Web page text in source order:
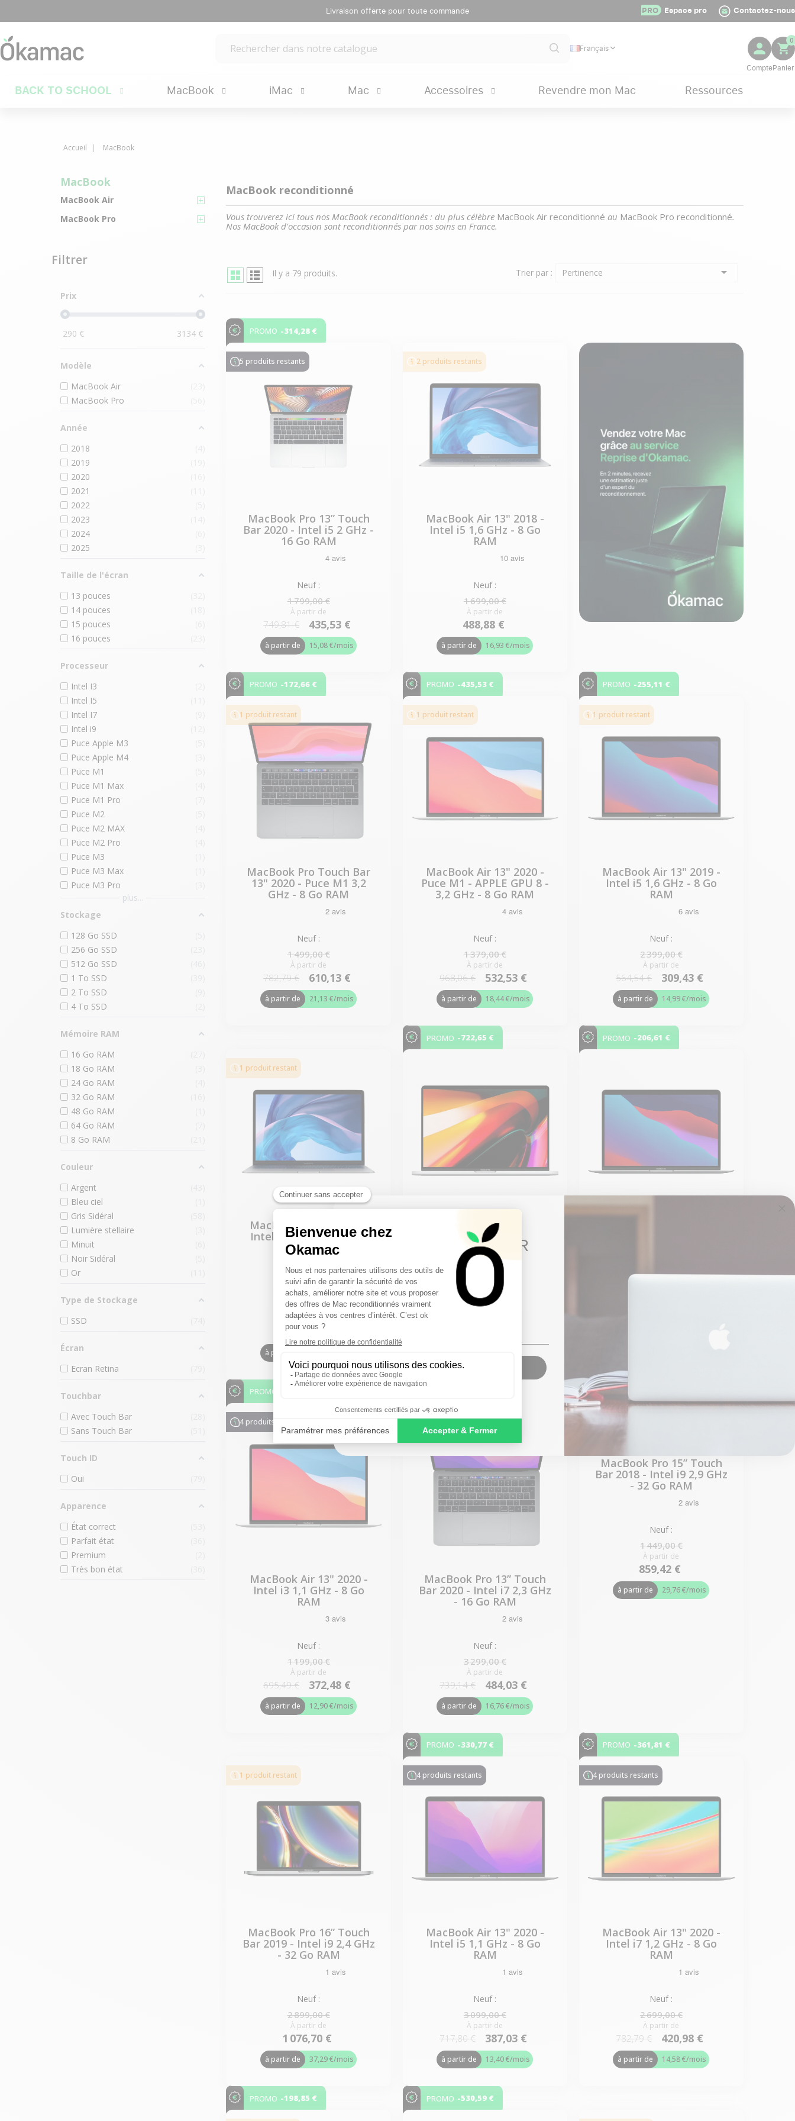
Livraison offerte pour toute commande PRO Espace pro Contactez-nous
Français
0
BACK TO SCHOOL MacBook iMac Mac Accessoires Revendre mon Mac Ressources
Accueil MacBook
MacBook
MacBook Air
MacBook Pro
Filtrer
Prix
290 € 3134 €
Modèle
MacBook Air
MacBook Pro
Année
2018
2019
2020
2021
2022
2023
2024
2025
Taille de l'écran
13 pouces
14 pouces
15 pouces
16 pouces
Processeur
Intel I3
Intel I5
Intel I7
Intel i9
Puce Apple M3
Puce Apple M4
Puce M1
Puce M1 Max
Puce M1 Pro
Puce M2
Puce M2 MAX
Puce M2 Pro
Puce M3
Puce M3 Max
Puce M3 Pro
plus...
Stockage
128 Go SSD
256 Go SSD
512 Go SSD
1 To SSD
2 To SSD
4 To SSD
Mémoire RAM
16 Go RAM
18 Go RAM
24 Go RAM
32 Go RAM
48 Go RAM
64 Go RAM
8 Go RAM
Couleur
Argent
Bleu ciel
Gris Sidéral
Lumière stellaire
Minuit
Noir Sidéral
Or
Type de Stockage
SSD
Écran
Ecran Retina
Touchbar
Avec Touch Bar
Sans Touch Bar
Touch ID
Oui
Apparence
État correct
Parfait état
Premium
Très bon état
MacBook reconditionné
Vous trouverez ici tous nos MacBook reconditionnés : du plus célèbre MacBook Air reconditionné au MacBook Pro reconditionné.
Nos MacBook d'occasion sont reconditionnés par nos soins en France.
Il y a 79 produits. Trier par : Pertinence 
PROMO -314,28 €
5 produits restants
MacBook Pro 13” Touch
Bar 2020 - Intel i5 2 GHz -
16 Go RAM
Neuf :
1 799,00 €
À partir de
749,81 € 435,53 €
à partir de 15,08 €/mois
2 produits restants
MacBook Air 13" 2018 -
Intel i5 1,6 GHz - 8 Go
RAM
Neuf :
1 699,00 €
À partir de
488,88 €
à partir de 16,93 €/mois
PROMO -172,66 €
1 produit restant
MacBook Pro Touch Bar
13" 2020 - Puce M1 3,2
GHz - 8 Go RAM
Neuf :
1 499,00 €
À partir de
782,79 € 610,13 €
à partir de 21,13 €/mois
PROMO -435,53 €
1 produit restant
MacBook Air 13" 2020 -
Puce M1 - APPLE GPU 8 -
3,2 GHz - 8 Go RAM
Neuf :
1 379,00 €
À partir de
968,06 € 532,53 €
à partir de 18,44 €/mois
PROMO -255,11 €
1 produit restant
MacBook Air 13" 2019 -
Intel i5 1,6 GHz - 8 Go
RAM
Neuf :
2 399,00 €
À partir de
564,54 € 309,43 €
à partir de 14,99 €/mois
1 produit restant
MacBook Air 13" 2018 -
Intel i5 1,6 GHz - 16 Go
RAM
Neuf :
2 049,00 €
À partir de
597,52 €
à partir de
PROMO -722,65 €
MacBook Pro 16” Touch
Bar 2019 - Intel i7 2,6 GHz
- 16 Go RAM
Neuf :
1 399,00 €
PROMO -206,61 €
PROMO
4 produits restants
MacBook Air 13" 2020 -
Intel i3 1,1 GHz - 8 Go
RAM
Neuf :
1 199,00 €
À partir de
695,49 € 372,48 €
à partir de 12,90 €/mois
1 produit restant
MacBook Pro 13” Touch
Bar 2020 - Intel i7 2,3 GHz
- 16 Go RAM
Neuf :
3 299,00 €
À partir de
739,14 € 484,03 €
à partir de 16,76 €/mois
MacBook Pro 15” Touch
Bar 2018 - Intel i9 2,9 GHz
- 32 Go RAM
Neuf :
1 449,00 €
À partir de
859,42 €
à partir de 29,76 €/mois
1 produit restant
MacBook Pro 16” Touch
Bar 2019 - Intel i9 2,4 GHz
- 32 Go RAM
Neuf :
2 899,00 €
À partir de
1 076,70 €
à partir de 37,29 €/mois
PROMO -330,77 €
4 produits restants
MacBook Air 13" 2020 -
Intel i5 1,1 GHz - 8 Go
RAM
Neuf :
3 099,00 €
À partir de
717,80 € 387,03 €
à partir de 13,40 €/mois
PROMO -361,81 €
4 produits restants
MacBook Air 13" 2020 -
Intel i7 1,2 GHz - 8 Go
RAM
Neuf :
2 699,00 €
À partir de
782,79 € 420,98 €
à partir de 14,58 €/mois
PROMO -198,85 € PROMO -530,59 €
10€ FREE ON YOUR
FIRST ORDER
Sign up to receive your discount.
SIGN ME UP!